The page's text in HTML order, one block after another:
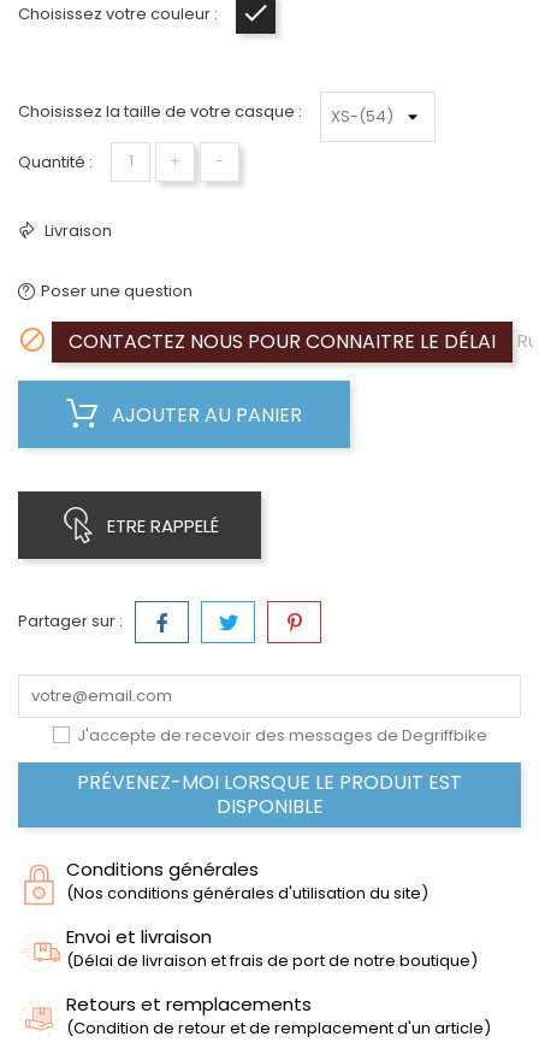
Choisissez votre couleur :
Choisissez la taille de votre casque :
Quantité : + −
Livraison
Poser une question
 CONTACTEZ NOUS POUR CONNAITRE LE DÉLAI
AJOUTER AU PANIER
ETRE RAPPELÉ
Partager sur :
J'accepte de recevoir des messages de Degriffbike
PRÉVENEZ-MOI LORSQUE LE PRODUIT EST
DISPONIBLE
Conditions générales
(Nos conditions générales d'utilisation du site)
Envoi et livraison
(Délai de livraison et frais de port de notre boutique)
Retours et remplacements
(Condition de retour et de remplacement d'un article)